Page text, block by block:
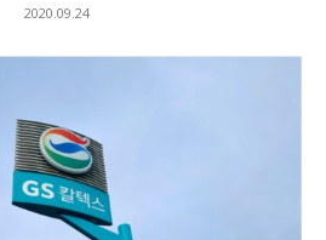
2020.09.24